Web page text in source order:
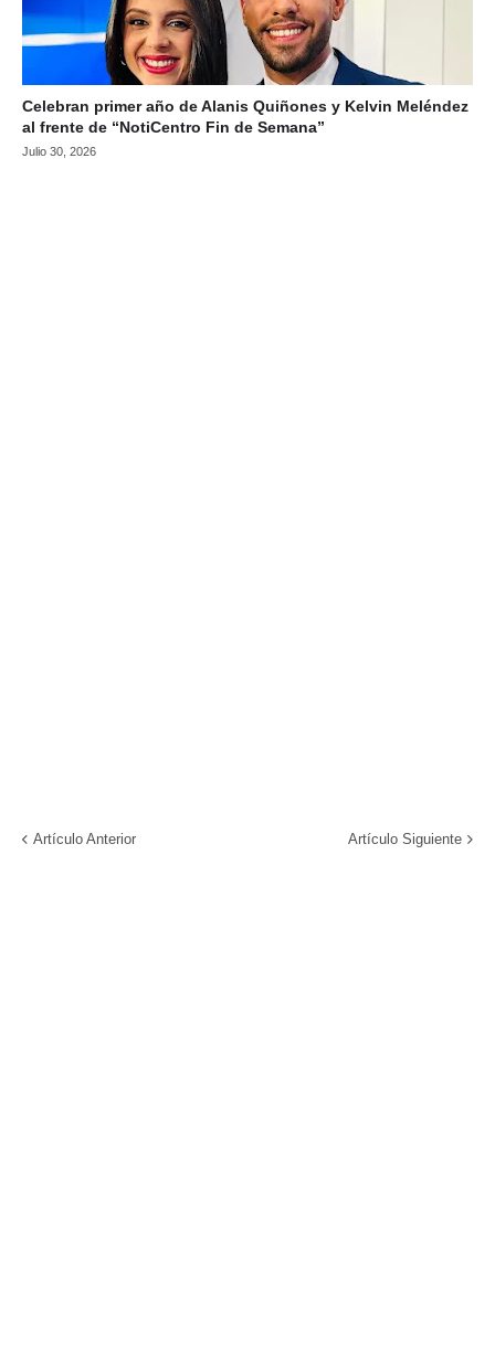
Celebran primer año de Alanis Quiñones y Kelvin Meléndez
al frente de “NotiCentro Fin de Semana”
Julio 30, 2026
Artículo Anterior Artículo Siguiente